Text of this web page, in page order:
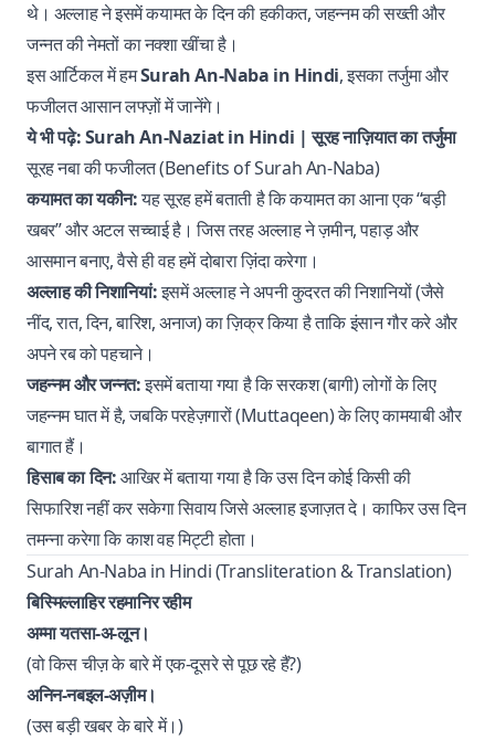
थे। अल्लाह ने इसमें कयामत के दिन की हकीकत, जहन्नम की सख्ती और
जन्नत की नेमतों का नक्शा खींचा है।
इस आर्टिकल में हमSurah An-Naba in Hindi, इसका तर्जुमा और
फजीलत आसान लफ्ज़ों में जानेंगे।
ये भी पढ़े:Surah An-Naziat in Hindi | सूरह नाज़ियात का तर्जुमा
सूरह नबा की फजीलत (Benefits of Surah An-Naba)
कयामत का यकीन:यह सूरह हमें बताती है कि कयामत का आना एक “बड़ी
खबर” और अटल सच्चाई है। जिस तरह अल्लाह ने ज़मीन, पहाड़ और
आसमान बनाए, वैसे ही वह हमें दोबारा ज़िंदा करेगा।
अल्लाह की निशानियां:इसमें अल्लाह ने अपनी कुदरत की निशानियों (जैसे
नींद, रात, दिन, बारिश, अनाज) का ज़िक्र किया है ताकि इंसान गौर करे और
अपने रब को पहचाने।
जहन्नम और जन्नत:इसमें बताया गया है कि सरकश (बागी) लोगों के लिए
जहन्नम घात में है, जबकि परहेज़गारों (Muttaqeen) के लिए कामयाबी और
बागात हैं।
हिसाब का दिन:आखिर में बताया गया है कि उस दिन कोई किसी की
सिफारिश नहीं कर सकेगा सिवाय जिसे अल्लाह इजाज़त दे। काफिर उस दिन
तमन्ना करेगा कि काश वह मिट्टी होता।
Surah An-Naba in Hindi (Transliteration & Translation)
बिस्मिल्लाहिर रहमानिर रहीम
अम्मा यतसा-अ-लून।
(वो किस चीज़ के बारे में एक-दूसरे से पूछ रहे हैं?)
अनिन-नबइल-अज़ीम।
(उस बड़ी खबर के बारे में।)